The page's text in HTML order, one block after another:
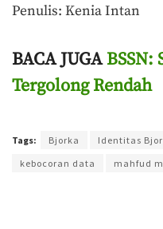
Penulis: Kenia Intan
BACA JUGABSSN:
Tergolong Rendah
Tags: Bjorka Identitas
kebocoran data
mahfud